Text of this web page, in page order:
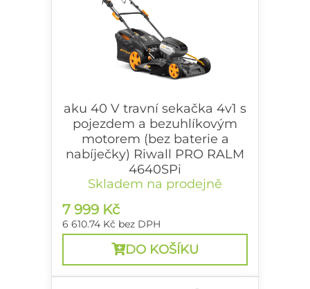
aku 40 V travní sekačka 4v1 s
pojezdem a bezuhlíkovým
motorem (bez baterie a
nabíječky) Riwall PRO RALM
4640SPi
aku 40 V travní sekačka 4v1 s
pojezdem a bezuhlíkovým motorem
(bez baterie a nabíječky)
Skladem na prodejně
7 999 Kč
6 610.74 Kč bez DPH
DO KOŠÍKU